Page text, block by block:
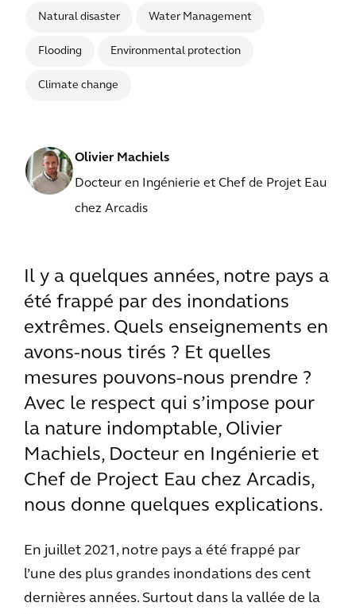
Natural disaster Water Management
Flooding Environmental protection
Climate change
Olivier Machiels
Docteur en Ingénierie et Chef de Projet Eau
chez Arcadis
Il y a quelques années, notre pays a
été frappé par des inondations
extrêmes. Quels enseignements en
avons-nous tirés ? Et quelles
mesures pouvons-nous prendre ?
Avec le respect qui s’impose pour
la nature indomptable, Olivier
Machiels, Docteur en Ingénierie et
Chef de Project Eau chez Arcadis,
nous donne quelques explications.
En juillet 2021, notre pays a été frappé par
l’une des plus grandes inondations des cent
dernières années. Surtout dans la vallée de la